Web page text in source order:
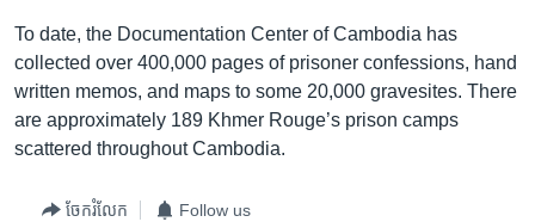
To date, the Documentation Center of Cambodia has
collected over 400,000 pages of prisoner confessions, hand
written memos, and maps to some 20,000 gravesites. There
are approximately 189 Khmer Rouge’s prison camps
scattered throughout Cambodia.
ចែករំលែក Follow us